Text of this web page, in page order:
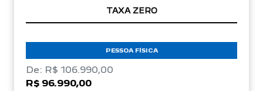
TAXA ZERO
PESSOA FÍSICA
De: R$ 106.990,00
R$ 96.990,00